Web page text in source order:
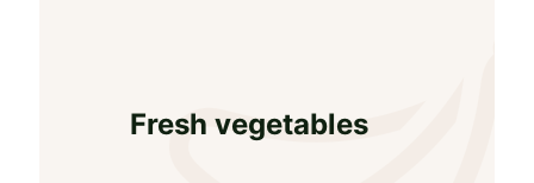
Fresh vegetables